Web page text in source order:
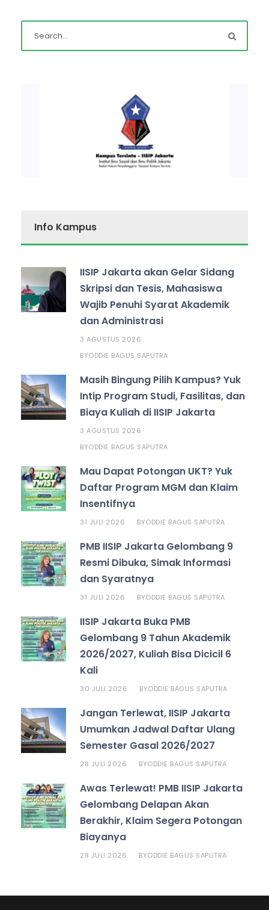
Info Kampus
IISIP Jakarta akan Gelar Sidang
Skripsi dan Tesis, Mahasiswa
Wajib Penuhi Syarat Akademik
dan Administrasi
3 AGUSTUS 2026
BYODDIE BAGUS SAPUTRA
Masih Bingung Pilih Kampus? Yuk
Intip Program Studi, Fasilitas, dan
Biaya Kuliah di IISIP Jakarta
3 AGUSTUS 2026
BYODDIE BAGUS SAPUTRA
Mau Dapat Potongan UKT? Yuk
Daftar Program MGM dan Klaim
Insentifnya
31 JULI 2026 BYODDIE BAGUS SAPUTRA
PMB IISIP Jakarta Gelombang 9
Resmi Dibuka, Simak Informasi
dan Syaratnya
31 JULI 2026 BYODDIE BAGUS SAPUTRA
IISIP Jakarta Buka PMB
Gelombang 9 Tahun Akademik
2026/2027, Kuliah Bisa Dicicil 6
Kali
30 JULI 2026 BYODDIE BAGUS SAPUTRA
Jangan Terlewat, IISIP Jakarta
Umumkan Jadwal Daftar Ulang
Semester Gasal 2026/2027
28 JULI 2026 BYODDIE BAGUS SAPUTRA
Awas Terlewat! PMB IISIP Jakarta
Gelombang Delapan Akan
Berakhir, Klaim Segera Potongan
Biayanya
28 JULI 2026 BYODDIE BAGUS SAPUTRA